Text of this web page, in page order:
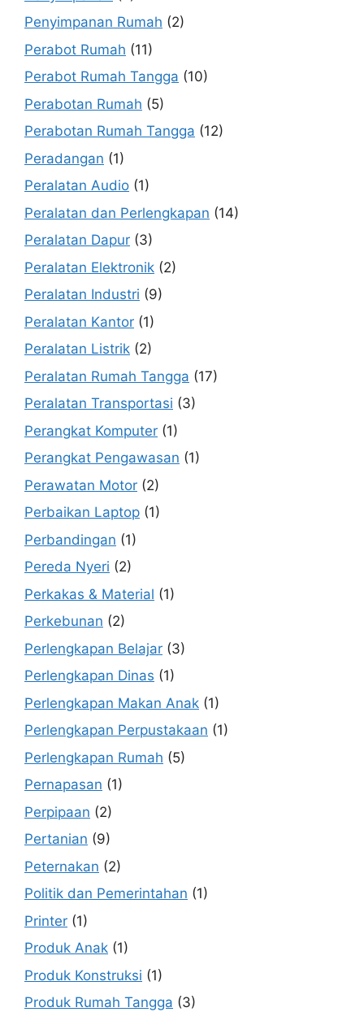
Penyimpanan Rumah (2)
Perabot Rumah (11)
Perabot Rumah Tangga (10)
Perabotan Rumah (5)
Perabotan Rumah Tangga (12)
Peradangan (1)
Peralatan Audio (1)
Peralatan dan Perlengkapan (14)
Peralatan Dapur (3)
Peralatan Elektronik (2)
Peralatan Industri (9)
Peralatan Kantor (1)
Peralatan Listrik (2)
Peralatan Rumah Tangga (17)
Peralatan Transportasi (3)
Perangkat Komputer (1)
Perangkat Pengawasan (1)
Perawatan Motor (2)
Perbaikan Laptop (1)
Perbandingan (1)
Pereda Nyeri (2)
Perkakas & Material (1)
Perkebunan (2)
Perlengkapan Belajar (3)
Perlengkapan Dinas (1)
Perlengkapan Makan Anak (1)
Perlengkapan Perpustakaan (1)
Perlengkapan Rumah (5)
Pernapasan (1)
Perpipaan (2)
Pertanian (9)
Peternakan (2)
Politik dan Pemerintahan (1)
Printer (1)
Produk Anak (1)
Produk Konstruksi (1)
Produk Rumah Tangga (3)